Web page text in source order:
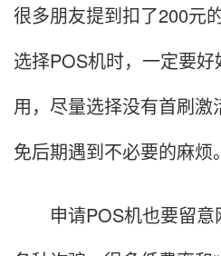
很多朋友提到扣了200元
选择POS机时，一定要
用，尽量选择没有首刷
免后期遇到不必要的麻烦。
申请POS机也要留意